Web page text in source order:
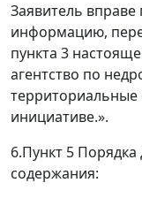
Заявитель
информацию,
пункта 3
агентство по
территориальные
инициативе.».
6.Пункт 5
содержания: